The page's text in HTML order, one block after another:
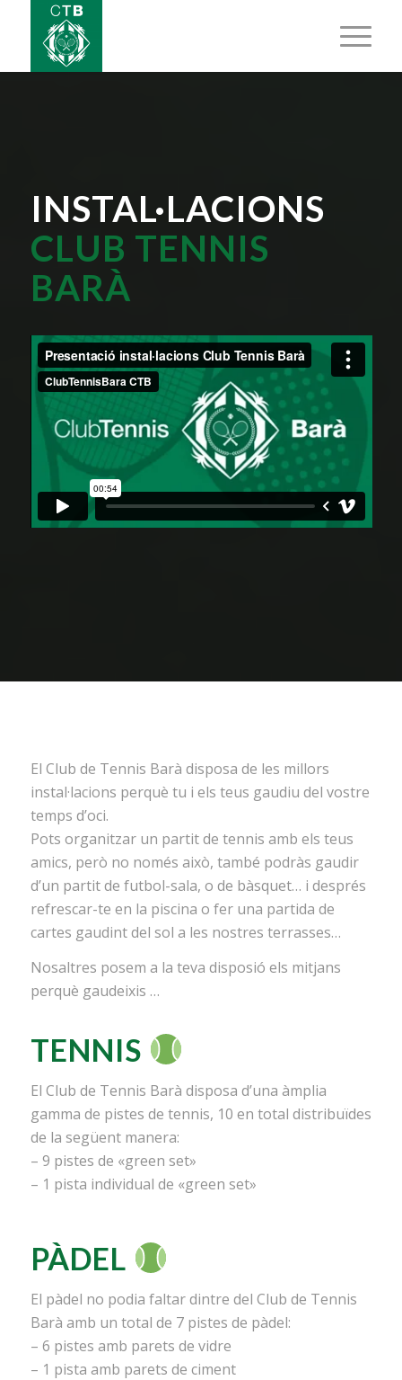
INSTAL·LACIONS
CLUB TENNIS
BARÀ
El Club de Tennis Barà disposa de les millors
instal·lacions perquè tu i els teus gaudiu del vostre
temps d’oci.
Pots organitzar un partit de tennis amb els teus
amics, però no només això, també podràs gaudir
d’un partit de futbol-sala, o de bàsquet… i després
refrescar-te en la piscina o fer una partida de
cartes gaudint del sol a les nostres terrasses…
Nosaltres posem a la teva disposió els mitjans
perquè gaudeixis …
TENNIS
El Club de Tennis Barà disposa d’una àmplia
gamma de pistes de tennis, 10 en total distribuïdes
de la següent manera:
– 9 pistes de «green set»
– 1 pista individual de «green set»
PÀDEL
El pàdel no podia faltar dintre del Club de Tennis
Barà amb un total de 7 pistes de pàdel:
– 6 pistes amb parets de vidre
– 1 pista amb parets de ciment